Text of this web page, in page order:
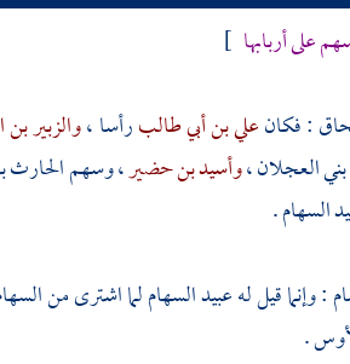
على أربابها ]
: فكانعلي بن أبي طالبرأسا ،والزبير بن
بني العجلان،وأسيد بن حضير، وسهمالحارث
السهام .
: وإنما قيل لهعبيد السهاملما اشترى من
.